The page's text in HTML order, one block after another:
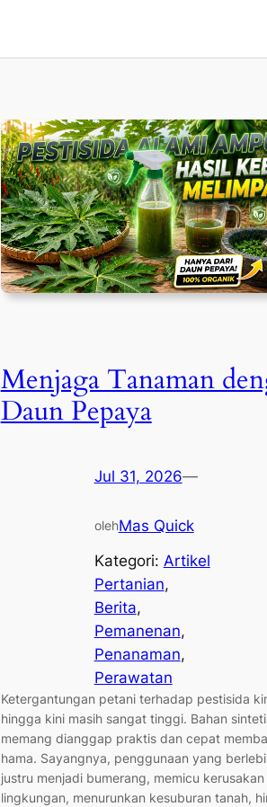
Menjaga Tanaman
Daun Pepaya
Jul 31, 2026—
olehMas Quick
Kategori: Artikel
Pertanian
Berita
Pemanenan
Penanaman
Perawatan
Ketergantungan petani terhadap pestisida
hingga kini masih sangat tinggi. Bahan
memang dianggap praktis dan cepat
hama. Sayangnya, penggunaan yang
justru menjadi bumerang, memicu kerusakan
lingkungan, menurunkan kesuburan tanah,